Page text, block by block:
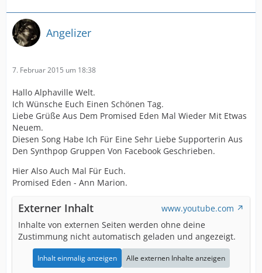
Angelizer
7. Februar 2015 um 18:38
Hallo Alphaville Welt.
Ich Wünsche Euch Einen Schönen Tag.
Liebe Grüße Aus Dem Promised Eden Mal Wieder Mit Etwas
Neuem.
Diesen Song Habe Ich Für Eine Sehr Liebe Supporterin Aus
Den Synthpop Gruppen Von Facebook Geschrieben.
Hier Also Auch Mal Für Euch.
Promised Eden - Ann Marion.
Externer Inhalt
www.youtube.com
Inhalte von externen Seiten werden ohne deine
Zustimmung nicht automatisch geladen und angezeigt.
Inhalt einmalig anzeigen Alle externen Inhalte anzeigen